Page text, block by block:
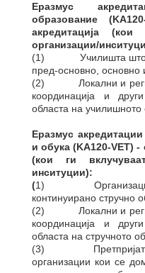
Еразмус
образование
акредитација (кои
организации/
(1) Училишта што
пред-основно, основно
(2) Локални и
координација и
областа на училишното
Еразмус
и обука (KA120-VET)
(кои ги
инситуции):
(1) Организации
континуирано стручно
(2) Локални и
координација и
областа на стручното
(3) Претпријатија
организации кои се